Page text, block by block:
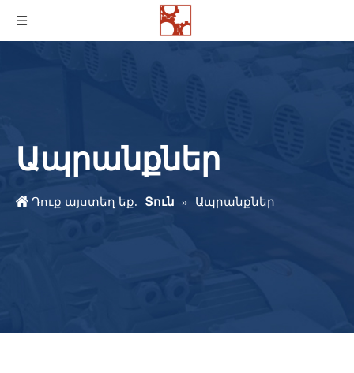
Ապրանքներ
Դուք այստեղ եք. Տուն » Ապրանքներ